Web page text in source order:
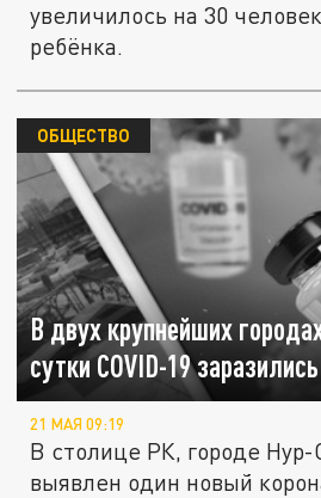
увеличилось на 30
ребёнка.
В двух крупнейших
сутки COVID-19
ОБЩЕСТВО
21 МАЯ 09:19
В столице РК, городе Нур-
выявлен один новый